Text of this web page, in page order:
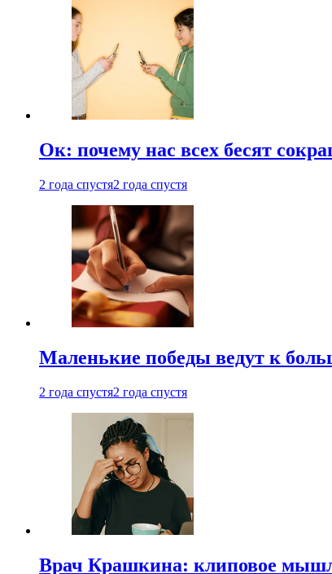
Ок: почему нас всех бесят
2 года спустя2 года спустя
Маленькие победы ведут к
2 года спустя2 года спустя
Врач Крашкина: клиповое